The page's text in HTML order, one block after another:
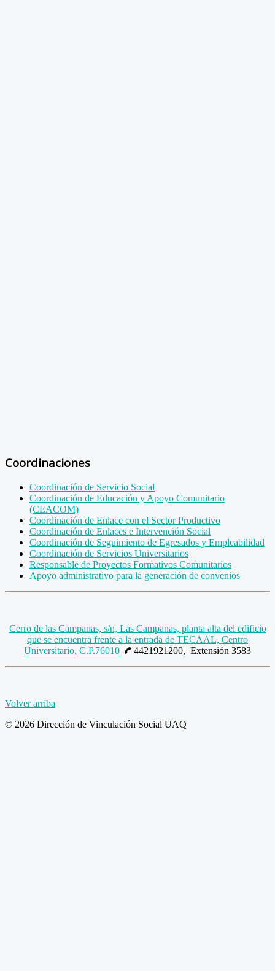
Coordinaciones
Coordinación de Servicio Social
Coordinación de Educación y Apoyo Comunitario
(CEACOM)
Coordinación de Enlace con el Sector Productivo
Coordinación de Enlaces e Intervención Social
Coordinación de Seguimiento de Egresados y Empleabilidad
Coordinación de Servicios Universitarios
Responsable de Proyectos Formativos Comunitarios
Apoyo administrativo para la generación de convenios
Cerro de las Campanas, s/n, Las Campanas, planta alta del edificio
que se encuentra frente a la entrada de TECAAL, Centro
Universitario, C.P.76010
4421921200, Extensión 3583
Volver arriba
© 2026 Dirección de Vinculación Social UAQ